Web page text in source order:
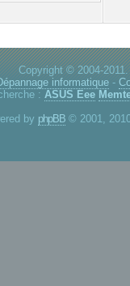
Copyright © 2004-
informatique -
: ASUS Eee
by phpBB © 2001,